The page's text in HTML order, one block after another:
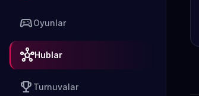
sports_esportsOyunlar
hubHublar
emoji_events Turnuvalar